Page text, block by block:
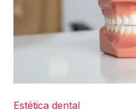
Estética dental